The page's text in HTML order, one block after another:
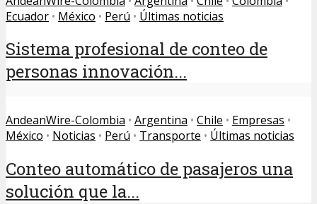
Ecuador • México • Perú • Últimas noticias
Sistema profesional de conteo de
personas innovación...
AndeanWire-Colombia • Argentina • Chile • Empresas •
México • Noticias • Perú • Transporte • Últimas noticias
Conteo automático de pasajeros una
solución que la...